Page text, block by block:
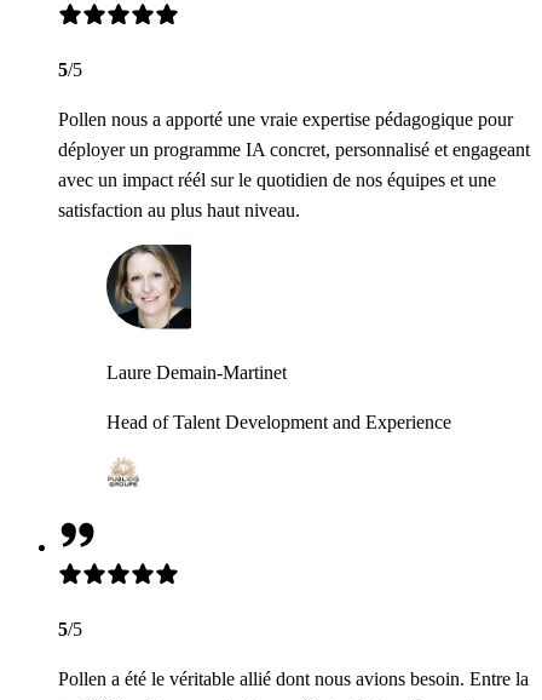
5/5
Pollen nous a apporté une vraie expertise pédagogique pour
déployer un programme IA concret, personnalisé et engageant
avec un impact réél sur le quotidien de nos équipes et une
satisfaction au plus haut niveau.
Laure Demain-Martinet
Head of Talent Development and Experience
5/5
Pollen a été le véritable allié dont nous avions besoin. Entre la